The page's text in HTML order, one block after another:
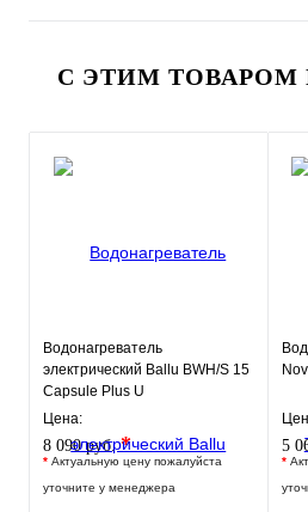
С ЭТИМ
Водонагреватель
электрический Ballu BWH/S 15
Capsule Plus U
Цена:
8 090 руб.*
* Актуальную цену пожалуйста
уточните у менеджера
5
*